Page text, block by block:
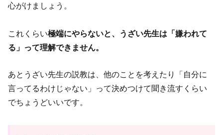
心がけましょう。
これくらい極端にやらないと、うざい先生は「嫌われて
る」って理解できません。
あとうざい先生の説教は、他のことを考えたり「自分に
言ってるわけじゃない」って決めつけて聞き流すくらい
でちょうどいいです。